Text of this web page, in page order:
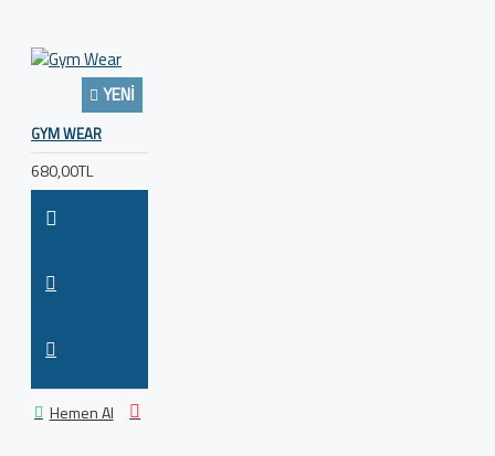
YENI
GYM WEAR
680,00TL
Hemen Al